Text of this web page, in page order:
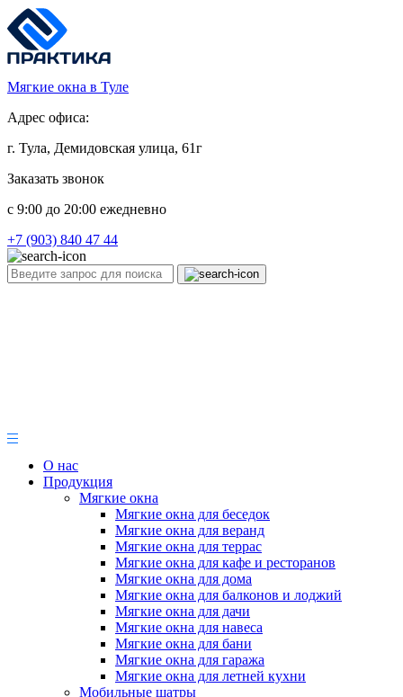
Мягкие окна в Туле
Адрес офиса:
г. Тула, Демидовская улица, 61г
Заказать звонок
c 9:00 до 20:00 ежедневно
+7 (903) 840 47 44
О нас
Продукция
Мягкие окна
Мягкие окна для беседок
Мягкие окна для веранд
Мягкие окна для террас
Мягкие окна для кафе и ресторанов
Мягкие окна для дома
Мягкие окна для балконов и лоджий
Мягкие окна для дачи
Мягкие окна для навеса
Мягкие окна для бани
Мягкие окна для гаража
Мягкие окна для летней кухни
Мобильные шатры